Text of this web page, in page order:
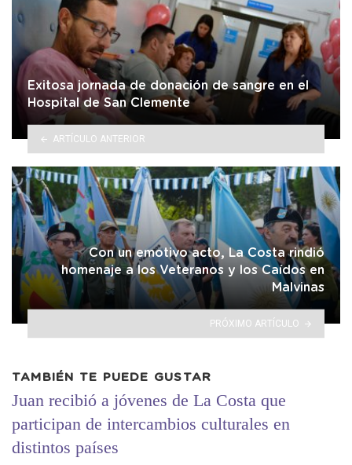
Exitosa jornada de donación de sangre en el
Hospital de San Clemente
ARTÍCULO ANTERIOR
Con un emotivo acto, La Costa rindió
homenaje a los Veteranos y los Caídos en
Malvinas
PRÓXIMO ARTÍCULO
TAMBIÉN TE PUEDE GUSTAR
Juan recibió a jóvenes de La Costa que
participan de intercambios culturales en
distintos países